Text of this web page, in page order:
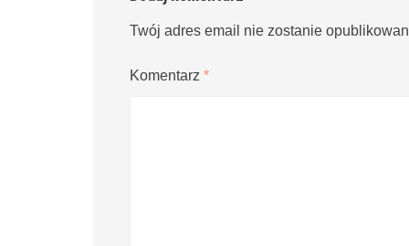
Twój adres email nie zostanie
Komentarz *